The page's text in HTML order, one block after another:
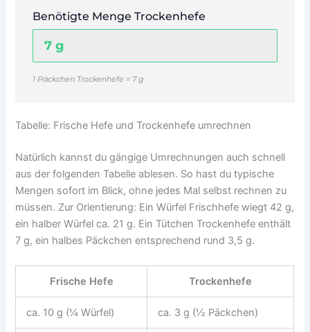
Benötigte Menge Trockenhefe
1 Päckchen Trockenhefe = 7 g
Tabelle: Frische Hefe und Trockenhefe umrechnen
Natürlich kannst du gängige Umrechnungen auch schnell
aus der folgenden Tabelle ablesen. So hast du typische
Mengen sofort im Blick, ohne jedes Mal selbst rechnen zu
müssen. Zur Orientierung: Ein Würfel Frischhefe wiegt 42 g,
ein halber Würfel ca. 21 g. Ein Tütchen Trockenhefe enthält
7 g, ein halbes Päckchen entsprechend rund 3,5 g.
Frische Hefe Trockenhefe
ca. 10 g (¼ Würfel) ca. 3 g (½ Päckchen)